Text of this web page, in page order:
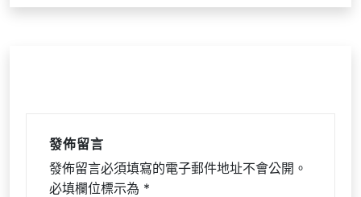
發佈留言
發佈留言必須填寫的電子郵件地址不會公開。
必填欄位標示為 *